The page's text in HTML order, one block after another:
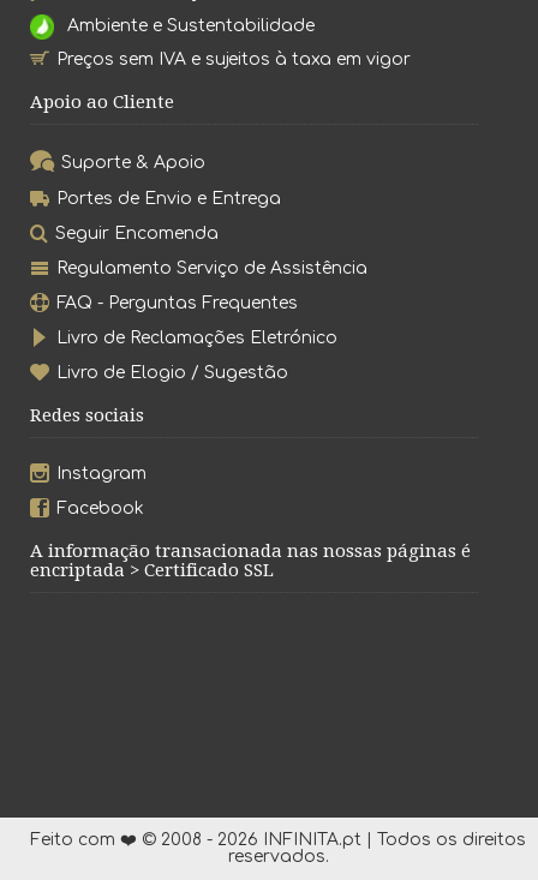
Ambiente e Sustentabilidade
Preços sem IVA e sujeitos à taxa em vigor
Apoio ao Cliente
Suporte & Apoio
Portes de Envio e Entrega
Seguir Encomenda
Regulamento Serviço de Assistência
FAQ - Perguntas Frequentes
Livro de Reclamações Eletrónico
Livro de Elogio / Sugestão
Redes sociais
Instagram
Facebook
A informação transacionada nas nossas páginas é
encriptada > Certificado SSL
Feito com ❤️ © 2008 - 2026 INFINITA.pt | Todos os direitos
reservados.